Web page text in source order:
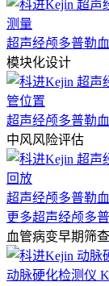
超声经颅多普勒
模块化设计
超声经颅多普勒
中风风险评估
超声经颅多普勒
更多超声经颅多
血管病变早期筛查
动脉硬化检测仪